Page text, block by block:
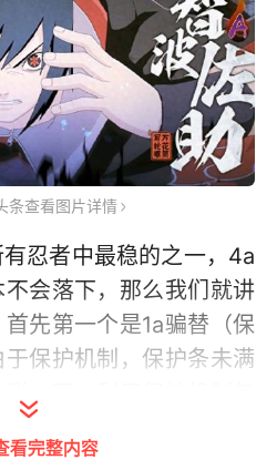
条查看图片详情
忍者中最稳的之一，4a
会落下，那么我们就讲
先第一个是1a骗替（保
保护机制，保护条未满
一下，利用保护机制与
用位移进行骗替，同样
看完整内容